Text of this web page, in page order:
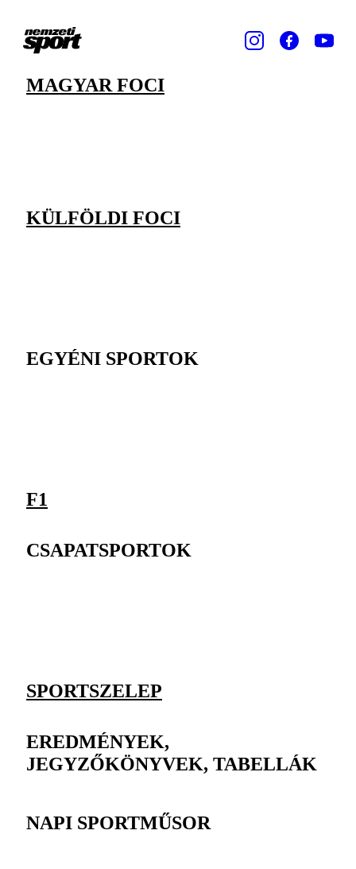
MAGYAR FOCI
KÜLFÖLDI FOCI
EGYÉNI SPORTOK
F1
CSAPATSPORTOK
SPORTSZELEP
EREDMÉNYEK,
JEGYZŐKÖNYVEK, TABELLÁK
NAPI SPORTMŰSOR